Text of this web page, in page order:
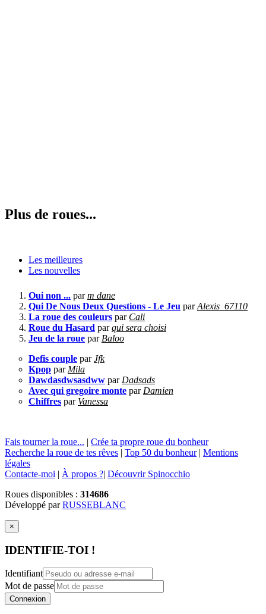
Plus de roues...
Les meilleures
Les nouvelles
Oui non ... parm dane
Qui De Nous Deux Questions - Le Jeu parAlexis_67110
La roue des couleurs par Cali
Roue du Hasard parqui sera choisi
Jeu de la roue par Baloo
Defis couple parJfk
Kpop par Mila
Dawdasdwsasdww par Dadsads
Avec qui gregoire monte par Damien
Chiffres par Vanessa
Fais tourner la roue... | Crée ta propre roue du bonheur
Recherche la roue de tes rêves | Top 50 du bonheur| Mentions
légales
Contacte-moi | À propos ?| Découvrir Spinocchio
Roues disponibles : 314686
Développé parRUSSEBLANC
×
IDENTIFIE-TOI !
Identifiant
Mot de passe
Connexion